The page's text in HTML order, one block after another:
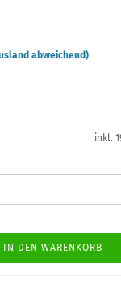
abweichend)
inkl.
IN DEN WARENKORB